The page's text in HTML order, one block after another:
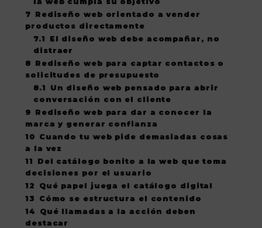
7 Rediseño web orientado a vender
productos directamente
7.1
El diseño web debe acompañar, no
distraer
8 Rediseño web para captar contactos o
solicitudes de presupuesto
8.1
Un diseño web pensado para abrir
conversación con el cliente
9 Rediseño web para dar a conocer la
marca y generar confianza
10 Cuando tu web pide demasiadas cosas
a la vez
11
Del catálogo bonito a la web que toma
decisiones por el usuario
12
Qué papel juega el catálogo digital
13
Cómo se estructura el contenido
14
Qué llamadas a la acción deben
destacar